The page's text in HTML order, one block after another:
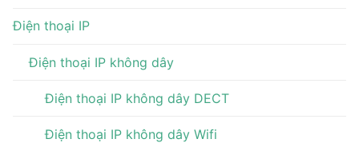
Điện thoại IP
Điện thoại IP không dây
Điện thoại IP không dây DECT
Điện thoại IP không dây Wifi